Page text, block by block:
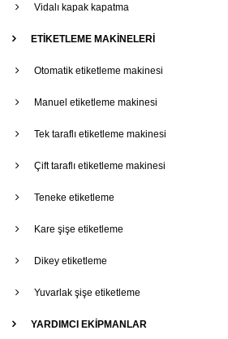
Vidalı kapak kapatma
ETİKETLEME MAKİNELERİ
Otomatik etiketleme makinesi
Manuel etiketleme makinesi
Tek taraflı etiketleme makinesi
Çift taraflı etiketleme makinesi
Teneke etiketleme
Kare şişe etiketleme
Dikey etiketleme
Yuvarlak şişe etiketleme
YARDIMCI EKİPMANLAR